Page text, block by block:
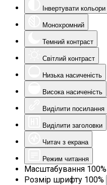
Інвертувати кольори
Монохромний
Темний контраст
Світлий контраст
Низька насиченість
Висока насиченість
Виділити посилання
Виділити заголовки
Читач з екрана
Режим читання
Масштабування 100%
Розмір шрифту 100%